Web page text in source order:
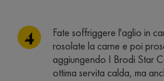
Fate soffriggere l'aglio in
rosolate la carne e poi
aggiungendo I Brodi Star
ottima servita calda, ma